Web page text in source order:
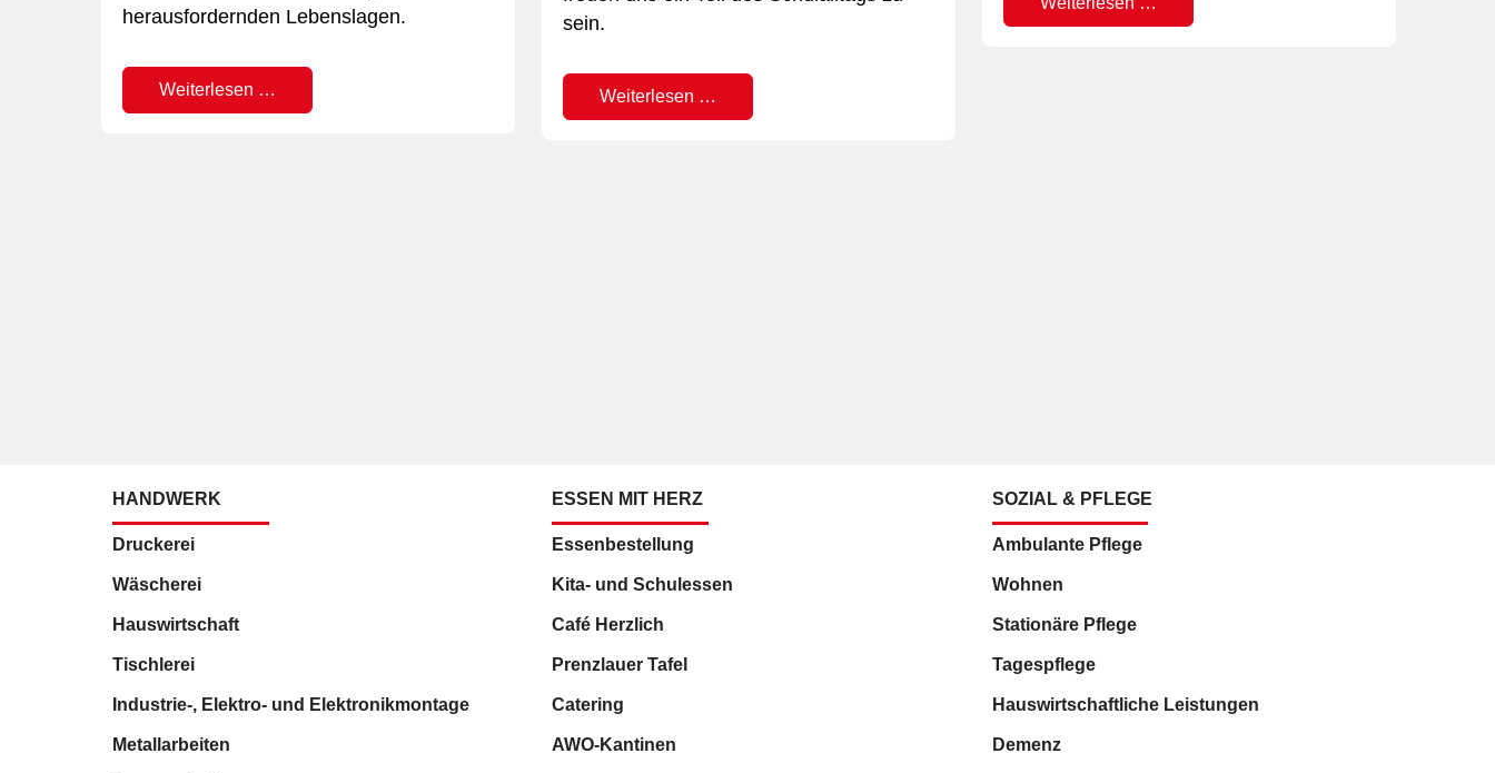
herausfordernden Lebenslagen.
Weiterlesen …
sein.
Weiterlesen …
HANDWERK
Druckerei
Wäscherei
Hauswirtschaft
Tischlerei
Industrie-, Elektro- und Elektronikmontage
Metallarbeiten
ESSEN MIT HERZ
Essenbestellung
Kita- und Schulessen
Café Herzlich
Prenzlauer Tafel
Catering
AWO-Kantinen
SOZIAL & PFLEGE
Ambulante Pflege
Wohnen
Stationäre Pflege
Tagespflege
Hauswirtschaftliche Leistungen
Demenz